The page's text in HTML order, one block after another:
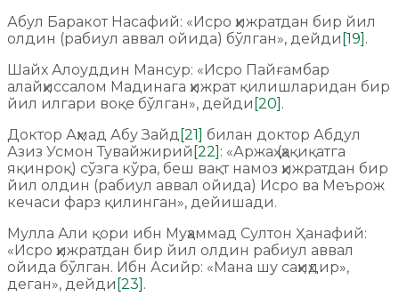
Абул Баракот Насафий: «Исро ҳижратдан бир йил
олдин (рабиул аввал ойида) бўлган», дейди [19] .
Шайх Алоуддин Мансур: «Исро Пайғамбар
алайҳиссалом Мадинага ҳижрат қилишларидан бир
йил илгари воқе бўлган», дейди [20] .
Доктор Аҳмад Абу Зайд [21] билан доктор Абдул
Азиз Усмон Тувайжирий [22] : «Аржаҳ (ҳақиқатга
яқинроқ) сўзга кўра, беш вақт намоз ҳижратдан бир
йил олдин (рабиул аввал ойида) Исро ва Меърож
кечаси фарз қилинган», дейишади.
Мулла Али қори ибн Муҳаммад Султон Ҳанафий:
«Исро ҳижратдан бир йил олдин рабиул аввал
ойида бўлган. Ибн Асийр: «Мана шу саҳиҳдир»,
деган», дейди [23] .